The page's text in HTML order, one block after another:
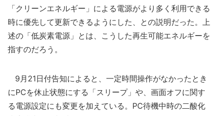
「クリーンエネルギー」による電源がより多く利用できる
時に優先して更新できるようにした、との説明だった。上
述の「低炭素電源」とは、こうした再生可能エネルギーを
指すのだろう。
9月21日付告知によると、一定時間操作がなかったとき
にPCを休止状態にする「スリープ」や、画面オフに関す
る電源設定にも変更を加えている。PC待機中時の二酸化